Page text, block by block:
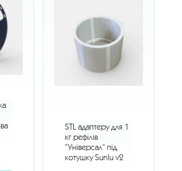
STL адаптеру для 1
кг рефілів
“Універсал” під
котушку Sunlu v2